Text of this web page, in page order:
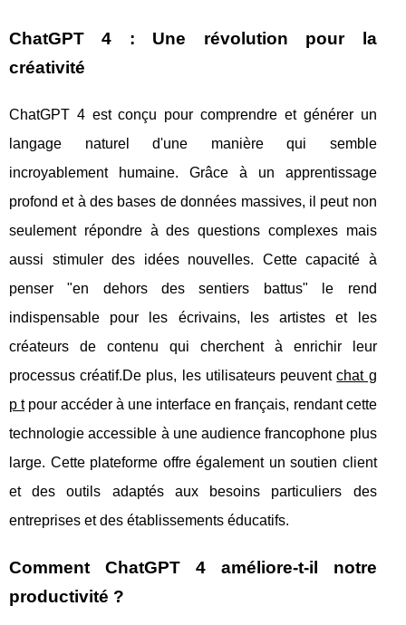
ChatGPT 4 : Une révolution pour la
créativité
ChatGPT 4 est conçu pour comprendre et générer un
langage naturel d'une manière qui semble
incroyablement humaine. Grâce à un apprentissage
profond et à des bases de données massives, il peut non
seulement répondre à des questions complexes mais
aussi stimuler des idées nouvelles. Cette capacité à
penser "en dehors des sentiers battus" le rend
indispensable pour les écrivains, les artistes et les
créateurs de contenu qui cherchent à enrichir leur
processus créatif.De plus, les utilisateurs peuventchat g
p tpour accéder à une interface en français, rendant cette
technologie accessible à une audience francophone plus
large. Cette plateforme offre également un soutien client
et des outils adaptés aux besoins particuliers des
entreprises et des établissements éducatifs.
Comment ChatGPT 4 améliore-t-il notre
productivité ?